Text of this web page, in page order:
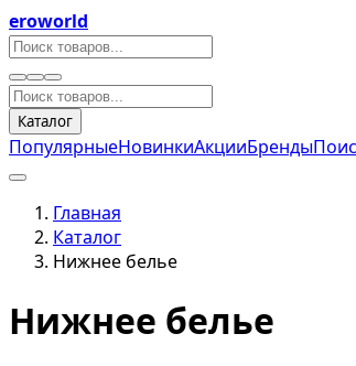
eroworld
Каталог
ПопулярныеНовинкиАкцииБренды
Главная
Каталог
Нижнее белье
Нижнее белье